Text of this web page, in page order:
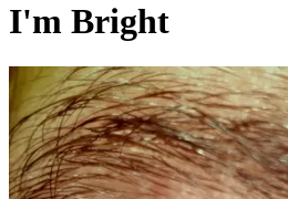
I'm Bright
Pagina externă
Pagina externă
Pagina externă
Pagina externă